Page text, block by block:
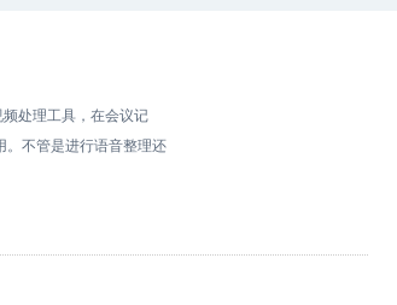
处理工具，在会议记
。不管是进行语音整理还
站式服务。 蓝色脉动